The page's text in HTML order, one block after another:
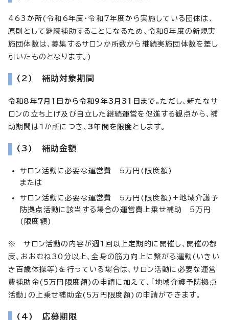
463か所(令和6年度・令和7年度から実施している団体は、
原則として継続補助することになるため、令和8年度の新規実
施団体数は、募集するサロンか所数から継続実施団体数を差し
引いたものとなります。)
(2) 補助対象期間
令和8年7月1日から令和9年3月31日まで。 ただし、新たなサ
ロンの立ち上げ及び自立した継続運営を促進する観点から、補
助期間は1か所につき、3年間を限度 とします。
(3) 補助金額
サロン活動に必要な運営費 5万円(限度額)
または
サロン活動に必要な運営費 5万円(限度額)+地域介護予
防拠点活動に該当する場合の運営費上乗せ補助 5万円
(限度額)
※ サロン活動の内容が週1回以上定期的に開催し、開催の都
度、おおむね30分以上、全身の筋力向上に繋がる運動(いきい
き百歳体操等)を行っている場合は、サロン活動に必要な運営
費補助金(5万円限度額)の申請に加えて、「地域介護予防拠点
活動」の上乗せ補助金(5万円限度額)の申請ができます。
(4) 応募期限